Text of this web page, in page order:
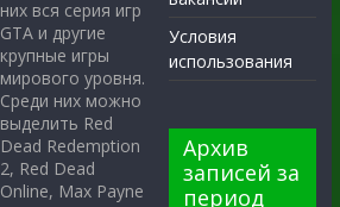
них вся серия игр
GTA и другие
крупные игры
мирового уровня.
Среди них можно
выделить Red
Dead Redemption
2, Red Dead
Online, Max Payne
Условия
использования
Архив
записей за
период